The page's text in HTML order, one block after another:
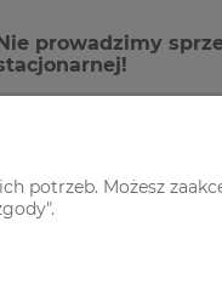
prowadzimy
potrzeb. Możesz